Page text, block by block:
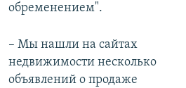
обременением".
– Мы нашли на сайтах
недвижимости несколько
объявлений о продаже